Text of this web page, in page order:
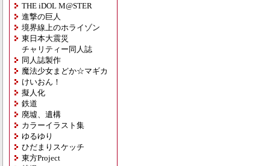
THE iDOL M@STER
進撃の巨人
境界線上のホライゾン
東日本大震災
チャリティー同人誌
同人誌製作
魔法少女まどか☆マギカ
けいおん！
擬人化
鉄道
廃墟、遺構
カラーイラスト集
ゆるゆり
ひだまりスケッチ
東方Project